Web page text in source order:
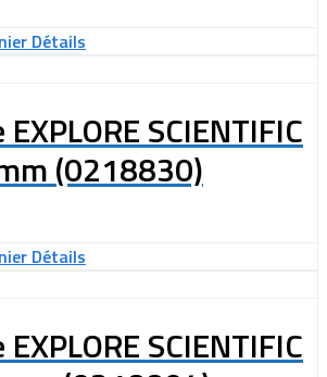
Détails
SCIENTIFIC
(0218830)
Détails
SCIENTIFIC